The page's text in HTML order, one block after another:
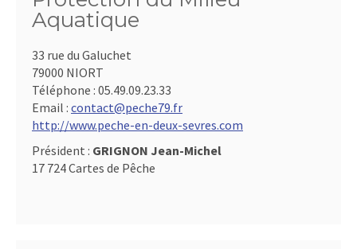
Aquatique
33 rue du Galuchet
79000 NIORT
Téléphone : 05.49.09.23.33
Email : contact@peche79.fr
http://www.peche-en-deux-sevres.com
Président : GRIGNON Jean-Michel
17 724 Cartes de Pêche